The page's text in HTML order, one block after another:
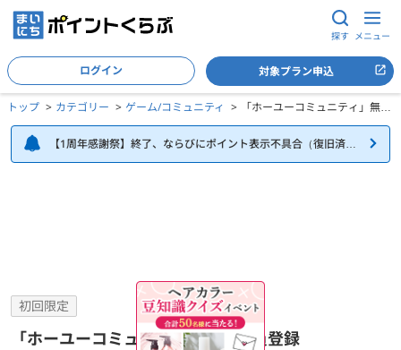
探す メニュー
ログイン 対象プラン申込
トップ カテゴリー ゲーム/コミュニティ
「ホーユーコミュニティ」無料
【1周年感謝祭】終了、ならびにポイント表示不具合（復旧済
初回限定
「ホーユーコミュニティ」無料会員登録